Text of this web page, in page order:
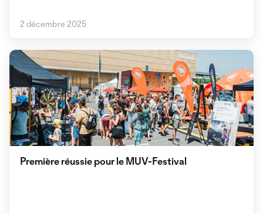
2 décembre 2025
Première réussie pour le MUV-Festival